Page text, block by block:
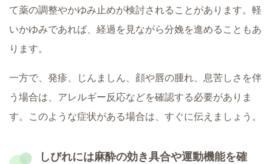
て薬の調整やかゆみ止めが検討されることがあります。軽
いかゆみであれば、経過を見ながら分娩を進めることもあ
ります。
一方で、発疹、じんましん、顔や唇の腫れ、息苦しさを伴
う場合は、アレルギー反応などを確認する必要がありま
す。このような症状がある場合は、すぐに伝えましょう。
しびれには麻酔の効き具合や運動機能を確